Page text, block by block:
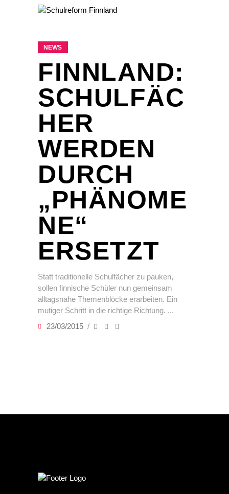
NEWS
FINNLAND:
SCHULFÄC
HER
WERDEN
DURCH
„PHÄNOME
NE“
ERSETZT
Statt traditionelle Schulfächer zu pauken,
sollen finnische Schüler nun gemeinsam
alltagsnahe Themenblöcke erarbeiten. Ein
mutiger Schritt in die richtige Richtung.
23/03/2015